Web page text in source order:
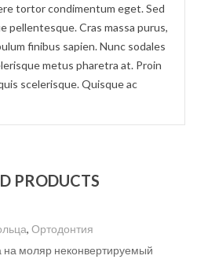
tortor condimentum eget. Sed
pellentesque. Cras massa purus,
finibus sapien. Nunc sodales
metus pharetra at. Proin
scelerisque. Quisque ac
PRODUCTS
, Ортодонтия
на моляр неконвертируемый